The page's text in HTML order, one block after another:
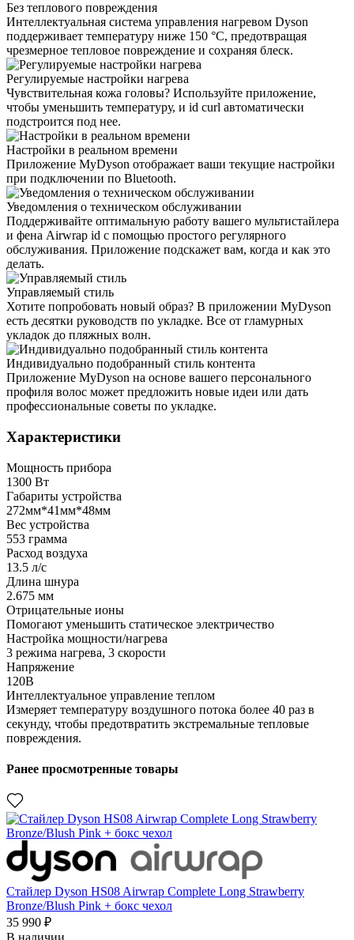
Без теплового повреждения
Интеллектуальная система управления нагревом Dyson
поддерживает температуру ниже 150 °C, предотвращая
чрезмерное тепловое повреждение и сохраняя блеск.
Регулируемые настройки нагрева
Чувствительная кожа головы? Используйте приложение,
чтобы уменьшить температуру, и id curl автоматически
подстроится под нее.
Настройки в реальном времени
Приложение MyDyson отображает ваши текущие настройки
при подключении по Bluetooth.
Уведомления о техническом обслуживании
Поддерживайте оптимальную работу вашего мультистайлера
и фена Airwrap id с помощью простого регулярного
обслуживания. Приложение подскажет вам, когда и как это
делать.
Управляемый стиль
Хотите попробовать новый образ? В приложении MyDyson
есть десятки руководств по укладке. Все от гламурных
укладок до пляжных волн.
Индивидуально подобранный стиль контента
Приложение MyDyson на основе вашего персонального
профиля волос может предложить новые идеи или дать
профессиональные советы по укладке.
Характеристики
Мощность прибора
1300 Вт
Габариты устройства
272мм*41мм*48мм
Вес устройства
553 грамма
Расход воздуха
13.5 л/с
Длина шнура
2.675 мм
Отрицательные ионы
Помогают уменьшить статическое электричество
Настройка мощности/нагрева
3 режима нагрева, 3 скорости
Напряжение
120В
Интеллектуальное управление теплом
Измеряет температуру воздушного потока более 40 раз в
секунду, чтобы предотвратить экстремальные тепловые
повреждения.
Ранее просмотренные товары
Стайлер Dyson HS08 Airwrap Complete Long Strawberry
Bronze/Blush Pink + бокс чехол
35 990 ₽